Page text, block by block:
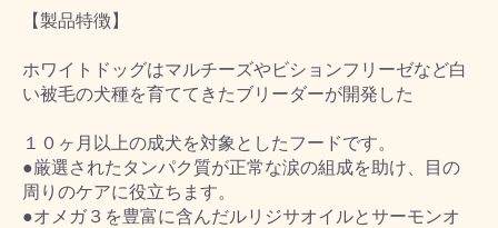
【製品特徴】
ホワイトドッグはマルチーズやビションフリーゼなど白
い被毛の犬種を育ててきたブリーダーが開発した
１０ヶ月以上の成犬を対象としたフードです。
●厳選されたタンパク質が正常な涙の組成を助け、目の
周りのケアに役立ちます。
●オメガ３を豊富に含んだルリジサオイルとサーモンオ